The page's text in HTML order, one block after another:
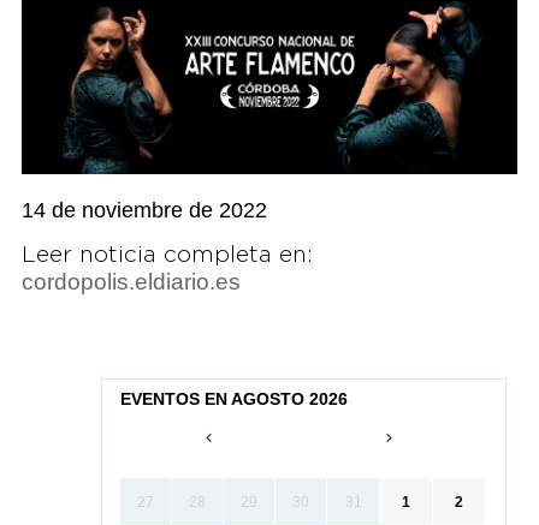
14 de noviembre de 2022
Leer noticia completa en:
cordopolis.eldiario.es
EVENTOS EN AGOSTO 2026
27 28 29 30 31 1 2